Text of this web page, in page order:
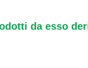
da esso